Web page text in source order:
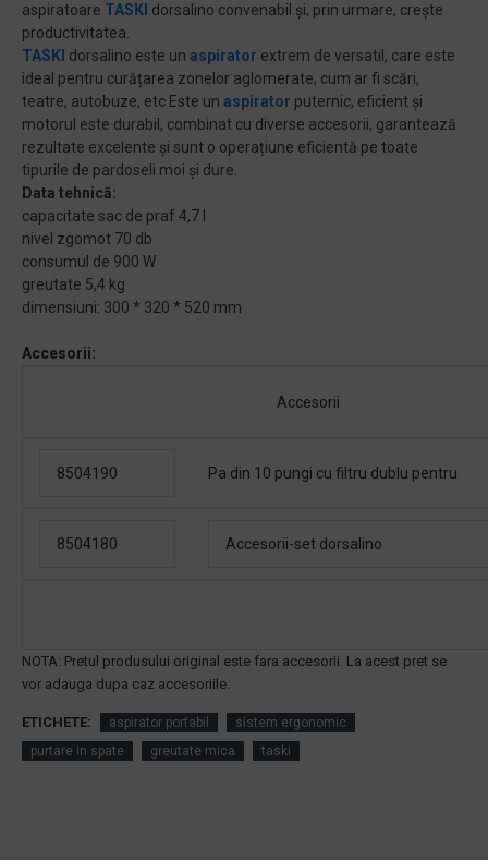
aspiratoare TASKI dorsalino convenabil și, prin urmare, crește
productivitatea.
TASKI dorsalino este un aspirator extrem de versatil, care este
ideal pentru curățarea zonelor aglomerate, cum ar fi scări,
teatre, autobuze, etc Este un aspirator puternic, eficient și
motorul este durabil, combinat cu diverse accesorii, garantează
rezultate excelente și sunt o operațiune eficientă pe toate
tipurile de pardoseli moi și dure.
Data tehnică:
capacitate sac de praf 4,7 l
nivel zgomot 70 db
consumul de 900 W
greutate 5,4 kg
dimensiuni: 300 * 320 * 520 mm
Accesorii:
Accesorii
8504190 Pa din 10 pungi cu filtru dublu pentru
8504180 Accesorii-set dorsalino
NOTA: Pretul produsului original este fara accesorii. La acest pret se
vor adauga dupa caz accesoriile.
ETICHETE: aspirator portabil
sistem ergonomic
purtare in spate
greutate mica taski